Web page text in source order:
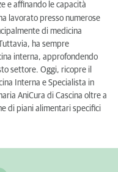
e affinando le capacità
lavorato presso numerose
di medicina
ha sempre
interna, approfondendo
settore. Oggi, ricopre il
Interna e Specialista in
AniCura di Cascina oltre a
di piani alimentari specifici